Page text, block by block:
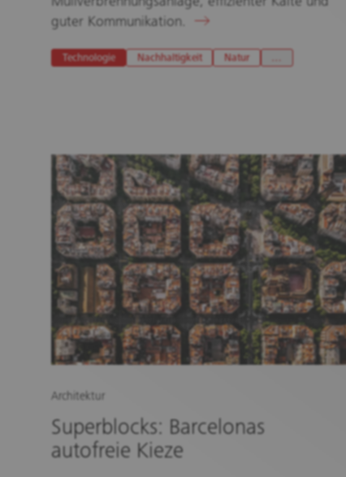
guter Kommunikation.
Technologie Nachhaltigkeit Natur
Architektur
Superblocks: Barcelonas
autofreie Kieze